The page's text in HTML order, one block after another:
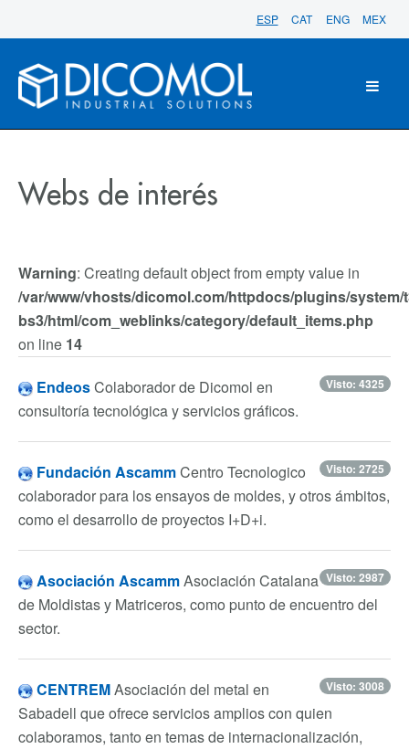
ESP CAT ENG MEX
Webs de interés
Warning: Creating default object from empty value in
/var/www/vhosts/dicomol.com/httpdocs/plugins/system/
bs3/html/com_weblinks/category/default_items.php
on line 14
Visto: 4325
EndeosColaborador de Dicomol en
consultoría tecnológica y servicios gráficos.
Visto: 2725
Fundación AscammCentro Tecnologico
colaborador para los ensayos de moldes, y otros ámbitos,
como el desarrollo de proyectos I+D+i.
Visto: 2987
Asociación AscammAsociación Catalana
de Moldistas y Matriceros, como punto de encuentro del
sector.
Visto: 3008
CENTREMAsociación del metal en
Sabadell que ofrece servicios amplios con quien
colaboramos, tanto en temas de internacionalización,